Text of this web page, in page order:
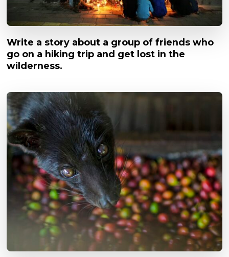
Write a story about a group of friends who
go on a hiking trip and get lost in the
wilderness.